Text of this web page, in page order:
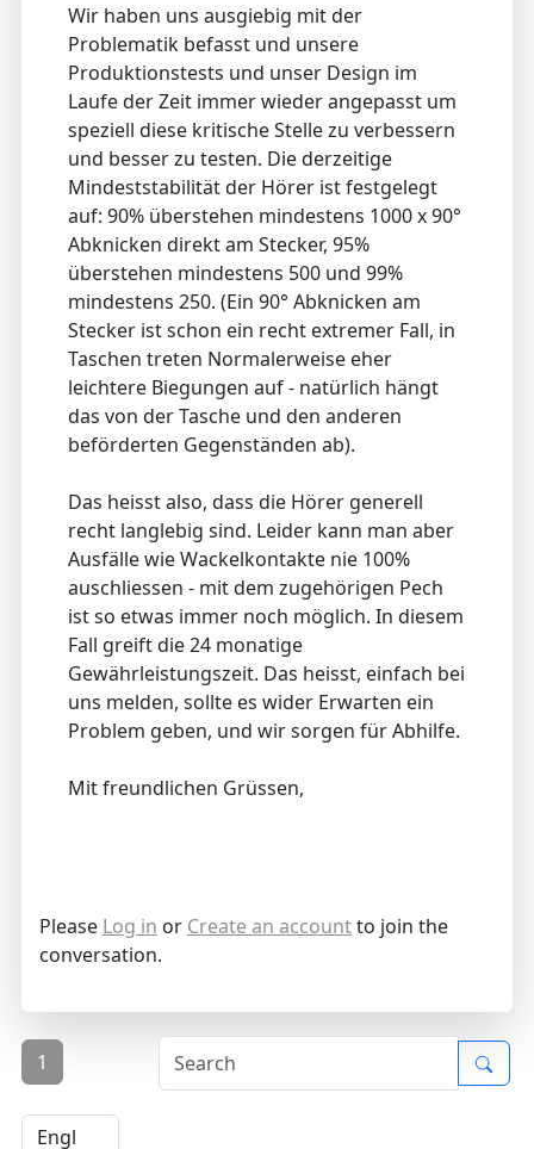
Wir haben uns ausgiebig mit der
Problematik befasst und unsere
Produktionstests und unser Design im
Laufe der Zeit immer wieder angepasst um
speziell diese kritische Stelle zu verbessern
und besser zu testen. Die derzeitige
Mindeststabilität der Hörer ist festgelegt
auf: 90% überstehen mindestens 1000 x 90°
Abknicken direkt am Stecker, 95%
überstehen mindestens 500 und 99%
mindestens 250. (Ein 90° Abknicken am
Stecker ist schon ein recht extremer Fall, in
Taschen treten Normalerweise eher
leichtere Biegungen auf - natürlich hängt
das von der Tasche und den anderen
beförderten Gegenständen ab).
Das heisst also, dass die Hörer generell
recht langlebig sind. Leider kann man aber
Ausfälle wie Wackelkontakte nie 100%
auschliessen - mit dem zugehörigen Pech
ist so etwas immer noch möglich. In diesem
Fall greift die 24 monatige
Gewährleistungszeit. Das heisst, einfach bei
uns melden, sollte es wider Erwarten ein
Problem geben, und wir sorgen für Abhilfe.
Mit freundlichen Grüssen,
Please Log in or Create an accountto join the
conversation.
1